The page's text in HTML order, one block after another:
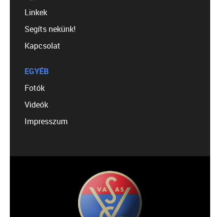
Linkek
Segíts nekünk!
Kapcsolat
EGYÉB
Fotók
Videók
Impresszum